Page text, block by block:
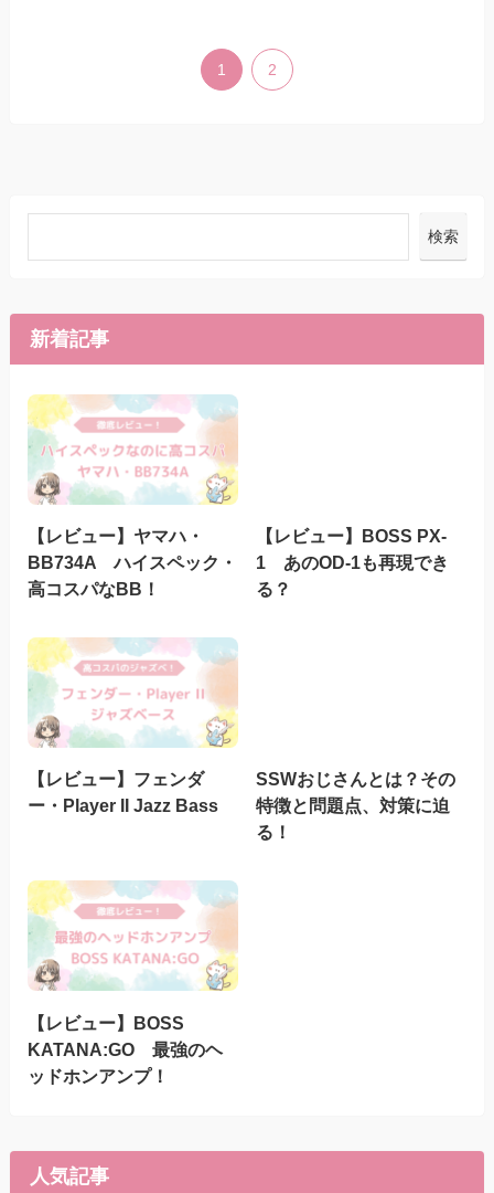
1 2
検索
新着記事
【レビュー】ヤマハ・
BB734A ハイスペック・
高コスパなBB！
【レビュー】BOSS PX-
1 あのOD-1も再現でき
る？
【レビュー】フェンダ
ー・Player II Jazz Bass
SSWおじさんとは？その
特徴と問題点、対策に迫
る！
【レビュー】BOSS
KATANA:GO 最強のヘ
ッドホンアンプ！
人気記事